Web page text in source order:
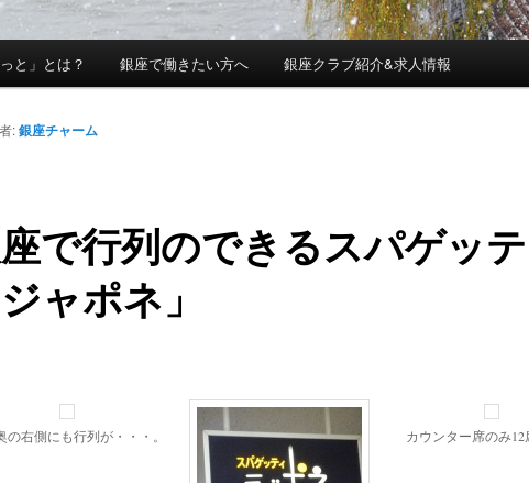
と」とは？ 銀座で働きたい方へ 銀座クラブ紹介&求人情報
で行列のできるスパゲッ
ジャポネ」
:銀座チャーム
の右側にも行列が・・・。 カウンター席のみ12